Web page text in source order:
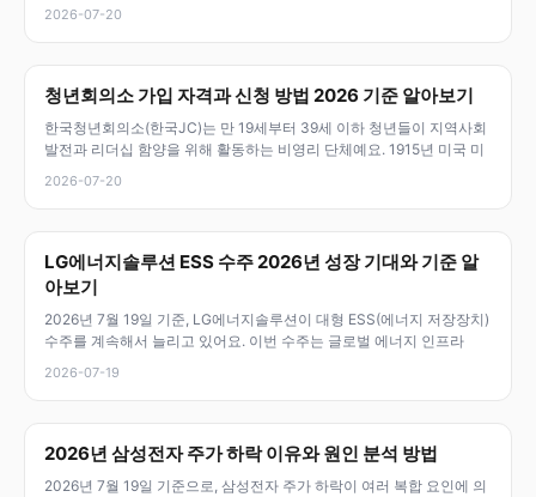
2026-07-20
청년회의소 가입 자격과 신청 방법 2026 기준 알아보기
한국청년회의소(한국JC)는 만 19세부터 39세 이하 청년들이 지역사회
발전과 리더십 함양을 위해 활동하는 비영리 단체예요. 1915년 미국 미
2026-07-20
LG에너지솔루션 ESS 수주 2026년 성장 기대와 기준 알
아보기
2026년 7월 19일 기준, LG에너지솔루션이 대형 ESS(에너지 저장장치)
수주를 계속해서 늘리고 있어요. 이번 수주는 글로벌 에너지 인프라
2026-07-19
2026년 삼성전자 주가 하락 이유와 원인 분석 방법
2026년 7월 19일 기준으로, 삼성전자 주가 하락이 여러 복합 요인에 의